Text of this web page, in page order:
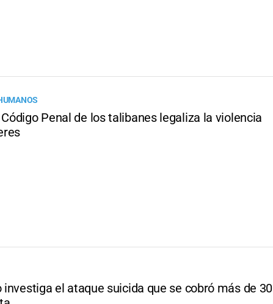
Penal de los talibanes legaliza la violencia
el ataque suicida que se cobró más de 30